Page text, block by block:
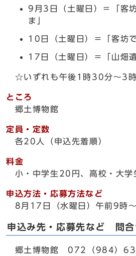
9月3日（土曜日）＝「客
ま」
10日（土曜日）＝「客坊
17日（土曜日）＝「山畑
☆いずれも午後1時30分～3時
ところ
郷土博物館
定員・定数
各20人（申込先着順）
料金
小・中学生20円、高校・大
申込方法・応募方法など
8月17日（水曜日）午前9時
申込み先・応募先など 問合
郷土博物館 072（984）